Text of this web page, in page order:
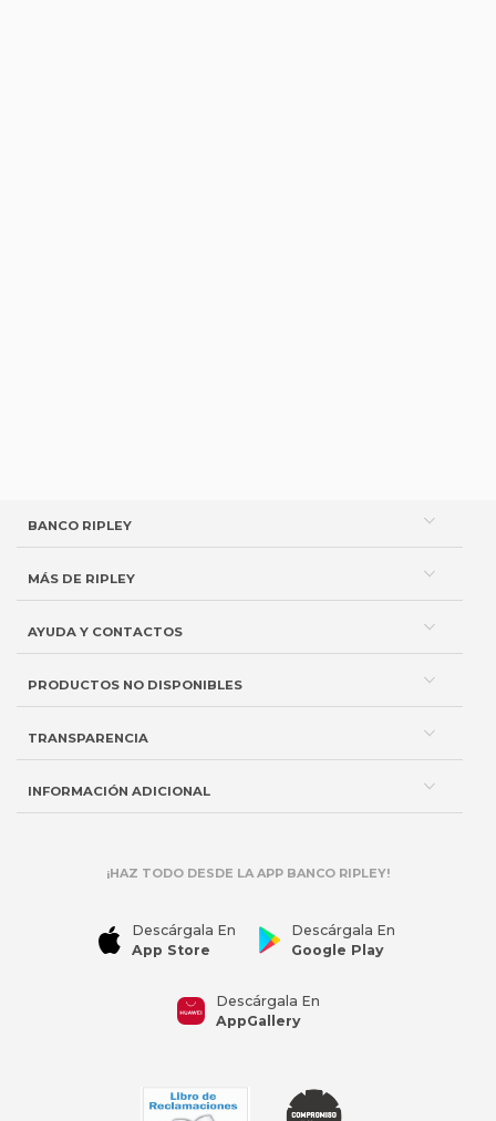
BANCO RIPLEY
MÁS DE RIPLEY
AYUDA Y CONTACTOS
PRODUCTOS NO DISPONIBLES
TRANSPARENCIA
INFORMACIÓN ADICIONAL
¡HAZ TODO DESDE LA APP BANCO RIPLEY!
Descárgala En
App Store
Descárgala En
Google Play
Descárgala En
AppGallery